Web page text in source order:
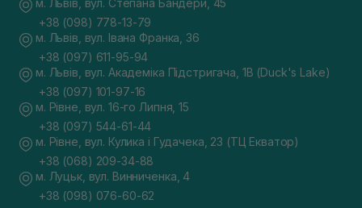
м. Львів, вул. Степана Бандери, 45
+38 (098) 778-13-79
м. Львів, вул. Івана Франка, 36
+38 (097) 611-95-94
м. Львів, вул. Академіка Підстригача, 1В (Duck's Lake)
+38 (097) 101-97-16
м. Рівне, вул. 16-го Липня, 15
+38 (097) 544-61-44
м. Рівне, вул. Кулика і Гудачека, 23 (ТЦ Екватор)
+38 (068) 209-34-88
м. Луцьк, вул. Винниченка, 4
+38 (098) 076-60-62